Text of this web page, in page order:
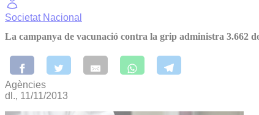
Societat Nacional
La campanya de vacunació contra la grip administra 3.662
Agències
dl., 11/11/2013